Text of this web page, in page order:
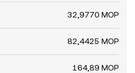
32,9770 MOP
82,4425 MOP
164,89 MOP